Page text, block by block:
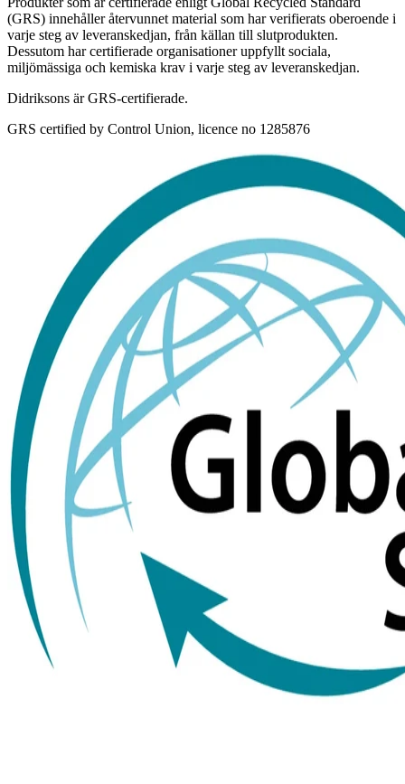
(GRS) innehåller återvunnet material som har verifierats oberoende i
varje steg av leveranskedjan, från källan till slutprodukten.
Dessutom har certifierade organisationer uppfyllt sociala,
miljömässiga och kemiska krav i varje steg av leveranskedjan.
Didriksons är GRS-certifierade.
GRS certified by Control Union, licence no 1285876